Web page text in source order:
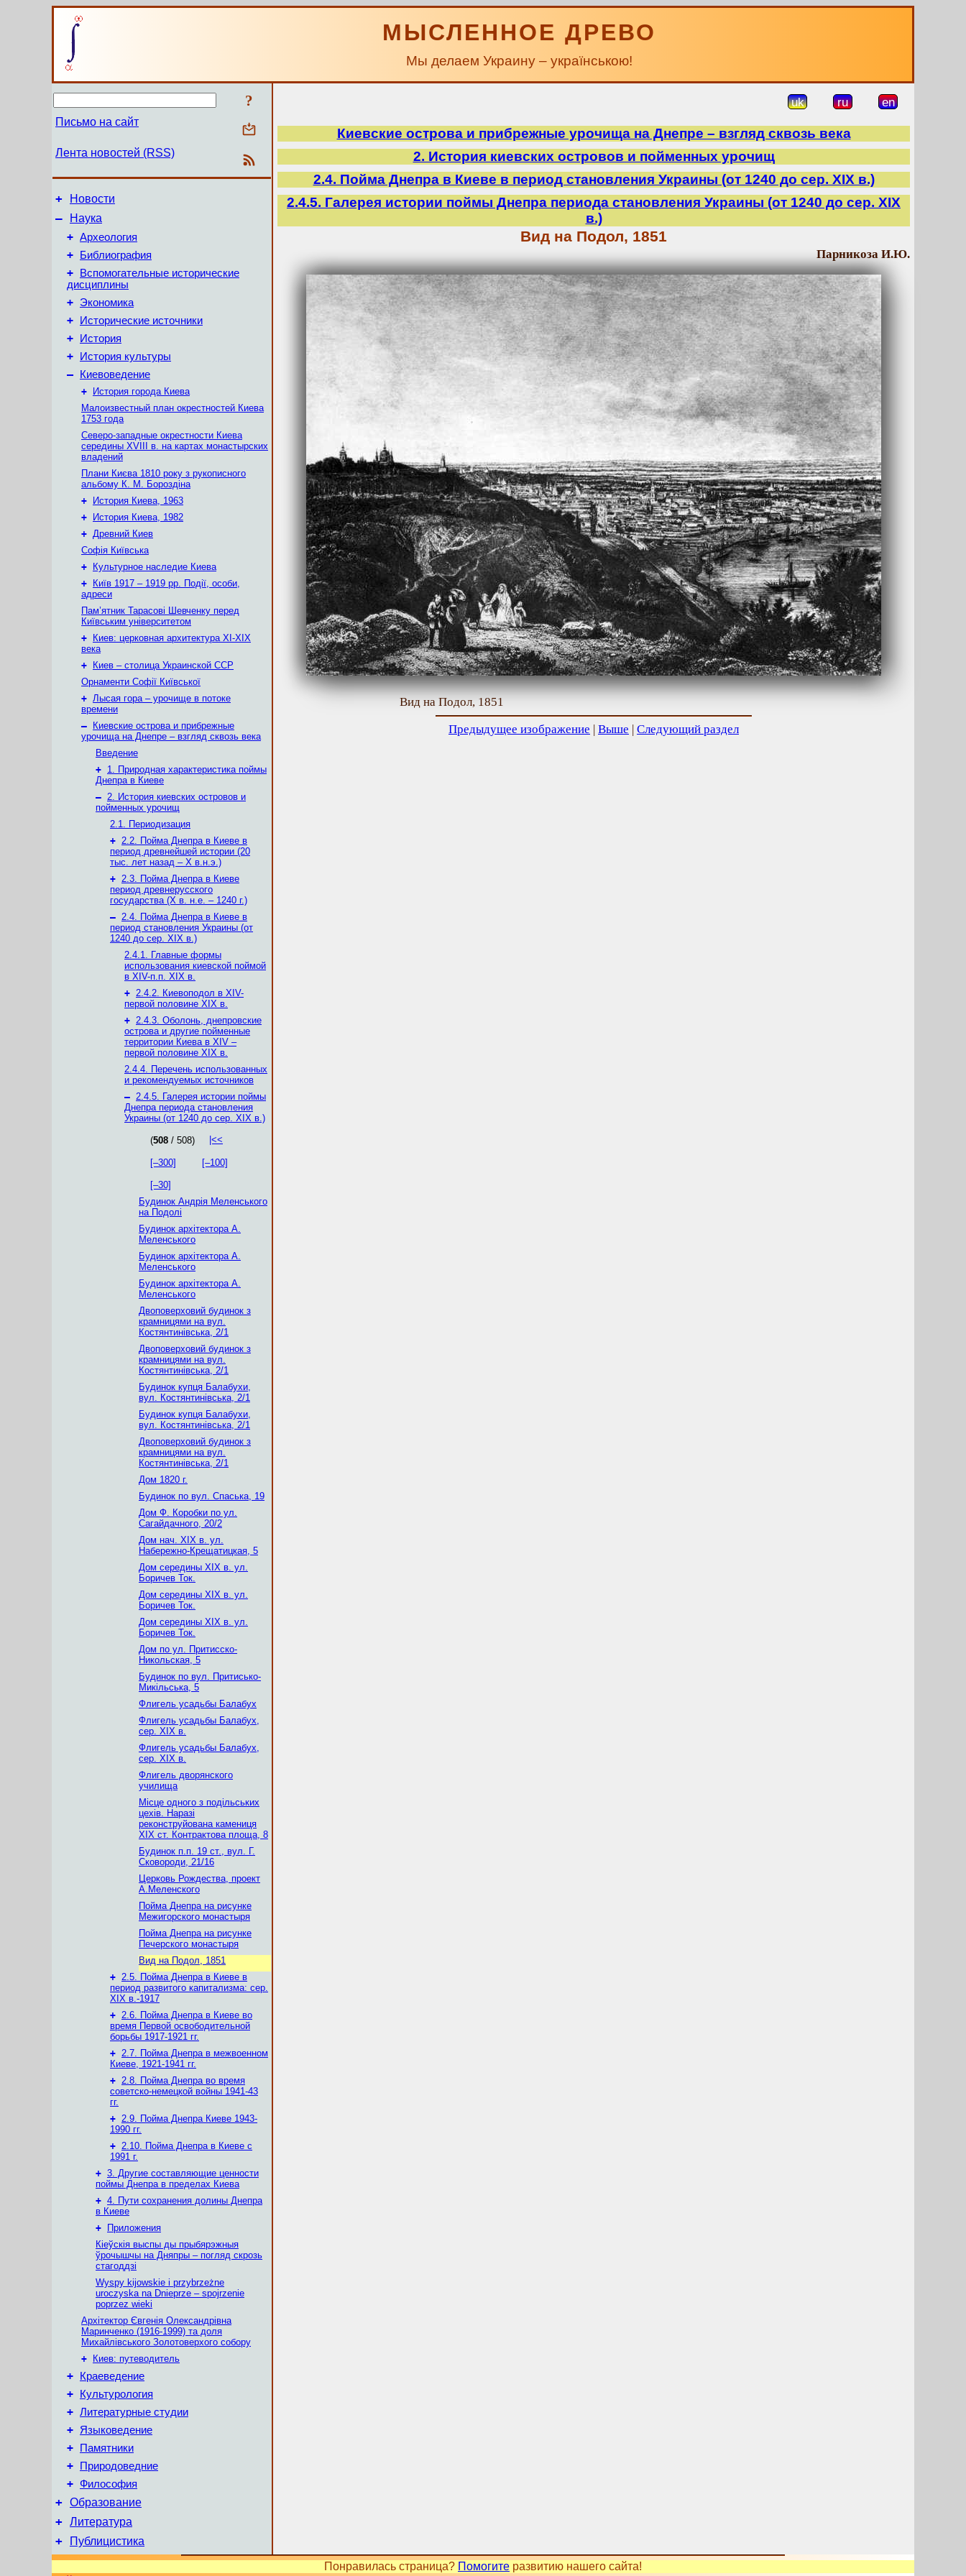
МЫСЛЕННОЕ ДРЕВО
Мы делаем Украину – українською!
?
Письмо на сайт
Лента новостей (RSS)
+ Новости
–
Наука
+ Археология
+ Библиография
+
Вспомогательные исторические
дисциплины
+ Экономика
+ Исторические источники
+ История
+ История культуры
– Киевоведение
+
История города Киева
Малоизвестный план окрестностей Киева
1753 года
Северо-западные окрестности Киева
середины XVIII в. на картах монастырских
владений
Плани Києва 1810 року з рукописного
альбому К. М. Бороздіна
+
История Киева, 1963
+
История Киева, 1982
+ Древний Киев
Софія Київська
+
Культурное наследие Киева
+
Київ 1917 – 1919 рр. Події, особи,
адреси
Пам’ятник Тарасові Шевченку перед
Київським університетом
+
Киев: церковная архитектура XI-XIX
века
+
Киев – столица Украинской ССР
Орнаменти Софії Київської
+ Лысая гора – урочище в потоке
времени
–
Киевские острова и прибрежные
урочища на Днепре – взгляд сквозь века
Введение
+ 1. Природная характеристика поймы
Днепра в Киеве
– 2. История киевских островов и
пойменных урочищ
2.1. Периодизация
+ 2.2. Пойма Днепра в Киеве в
период древнейшей истории (20
тыс. лет назад – X в.н.э.)
+ 2.3. Пойма Днепра в Киеве
период древнерусского
государства (Х в. н.е. – 1240 г.)
– 2.4. Пойма Днепра в Киеве в
период становления Украины (от
1240 до сер. XIX в.)
2.4.1. Главные формы
использования киевской поймой
в XIV-п.п. XIX в.
+ 2.4.2. Киевоподол в XІV-
первой половине XIX в.
+ 2.4.3. Оболонь, днепровские
острова и другие пойменные
территории Киева в XIV –
первой половине XIX в.
2.4.4. Перечень использованных
и рекомендуемых источников
– 2.4.5. Галерея истории поймы
Днепра периода становления
Украины (от 1240 до сер. XIX в.)
(508 / 508) |<<
[–300] [–100]
[–30]
Будинок Андрія Меленського
на Подолі
Будинок архітектора А.
Меленського
Будинок архітектора А.
Меленського
Будинок архітектора А.
Меленського
Двоповерховий будинок з
крамницями на вул.
Костянтинівська, 2/1
Двоповерховий будинок з
крамницями на вул.
Костянтинівська, 2/1
Будинок купця Балабухи,
вул. Костянтинівська, 2/1
Будинок купця Балабухи,
вул. Костянтинівська, 2/1
Двоповерховий будинок з
крамницями на вул.
Костянтинівська, 2/1
Дом 1820 г.
Будинок по вул. Спаська, 19
Дом Ф. Коробки по ул.
Сагайдачного, 20/2
Дом нач. XIX в. ул.
Набережно-Крещатицкая, 5
Дом середины XIX в. ул.
Боричев Ток.
Дом середины XIX в. ул.
Боричев Ток.
Дом середины XIX в. ул.
Боричев Ток.
Дом по ул. Притисско-
Никольская, 5
Будинок по вул. Притисько-
Микільська, 5
Флигель усадьбы Балабух
Флигель усадьбы Балабух,
сер. ХІХ в.
Флигель усадьбы Балабух,
сер. ХІХ в.
Флигель дворянского
училища
Місце одного з подільських
цехів. Наразі
реконструйована камениця
ХІХ ст. Контрактова площа, 8
Будинок п.п. 19 ст., вул. Г.
Сковороди, 21/16
Церковь Рождества, проект
А.Меленского
Пойма Днепра на рисунке
Межигорского монастыря
Пойма Днепра на рисунке
Печерского монастыря
Вид на Подол, 1851
+ 2.5. Пойма Днепра в Киеве в
период развитого капитализма: сер.
ХІХ в.-1917
+ 2.6. Пойма Днепра в Киеве во
время Первой освободительной
борьбы 1917-1921 гг.
+ 2.7. Пойма Днепра в межвоенном
Киеве, 1921-1941 гг.
+ 2.8. Пойма Днепра во время
советско-немецкой войны 1941-43
гг.
+ 2.9. Пойма Днепра Киеве 1943-
1990 гг.
+ 2.10. Пойма Днепра в Киеве с
1991 г.
+ 3. Другие составляющие ценности
поймы Днепра в пределах Киева
+ 4. Пути сохранения долины Днепра
в Киеве
+
Приложения
Кіеўскія выспы ды прыбярэжныя
ўрочышчы на Дняпры – погляд скрозь
стагоддзі
Wyspy kijowskie i przybrzeżne
uroczyska na Dnieprze – spojrzenie
poprzez wieki
Архітектор Євгенія Олександрівна
Маринченко (1916-1999) та доля
Михайлівського Золотоверхого собору
+
Киев: путеводитель
+ Краеведение
+ Культурология
+ Литературные студии
+ Языковедение
+ Памятники
+ Природоведние
+ Философия
+ Образование
+ Литература
+ Публицистика
uk ru en
Киевские острова и прибрежные урочища на Днепре – взгляд сквозь века
2. История киевских островов и пойменных урочищ
2.4. Пойма Днепра в Киеве в период становления Украины (от 1240 до сер. XIX в.)
2.4.5. Галерея истории поймы Днепра периода становления Украины (от 1240 до сер. XIX
в.)
Вид на Подол, 1851
Парникоза И.Ю.
Вид на Подол, 1851
Предыдущее изображение | Выше | Следующий раздел
Понравилась страница? Помогите развитию нашего сайта!